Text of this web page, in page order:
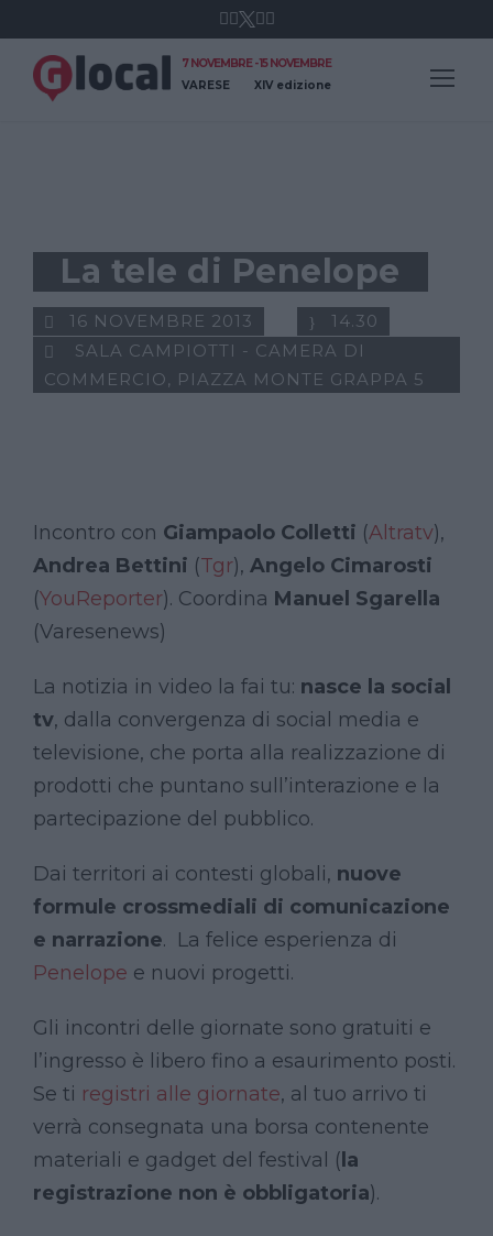
7 NOVEMBRE - 15 NOVEMBRE
VARESE
XIV edizione
La tele di Penelope
16 NOVEMBRE 2013
14.30
SALA CAMPIOTTI - CAMERA DI
COMMERCIO, PIAZZA MONTE GRAPPA 5
Incontro con Giampaolo Colletti (Altratv),
Andrea Bettini (Tgr), Angelo Cimarosti
(YouReporter). Coordina Manuel Sgarella
(Varesenews)
La notizia in video la fai tu: nasce la social
tv, dalla convergenza di social media e
televisione, che porta alla realizzazione di
prodotti che puntano sull’interazione e la
partecipazione del pubblico.
Dai territori ai contesti globali, nuove
formule crossmediali di comunicazione
e narrazione. La felice esperienza di
Penelope e nuovi progetti.
Gli incontri delle giornate sono gratuiti e
l’ingresso è libero fino a esaurimento posti.
Se ti registri alle giornate, al tuo arrivo ti
verrà consegnata una borsa contenente
materiali e gadget del festival ( la
registrazione non è obbligatoria).